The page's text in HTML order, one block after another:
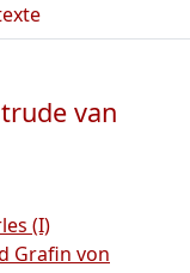
van
(I)
Grafin von